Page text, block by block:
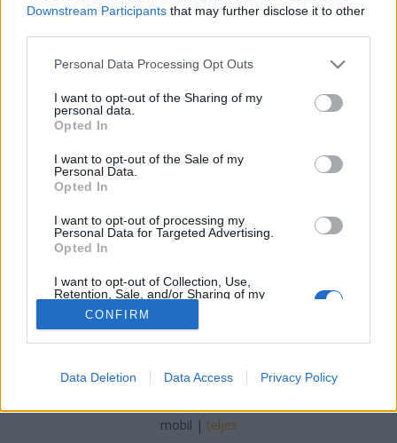
Downstream Participants that may further disclose it to other
Please note that this website/app uses one or more Google
not limited to your visit or usage behaviour. You may click to
grant or deny consent to Google and its third-party tags to
use your data for below specified purposes in below Google
consent section.
Personal Data Processing Opt Outs
I want to opt-out of the Sharing of my
personal data.
Opted In
I want to opt-out of the Sale of my
Personal Data.
Opted In
I want to opt-out of processing my
Personal Data for Targeted Advertising.
Opted In
I want to opt-out of Collection, Use,
Retention, Sale, and/or Sharing of my
Purposes for which it was collected.
Opted Out
Google consents
related to advertising like cookies on web or
CONFIRM
Data Deletion Data Access Privacy Policy
Internetes marketing tanácsok,
amelyek javíthatják vállalkozását
Chiptuning Blogok •2022. január 11.
Internetes marketing tanácsok, amelyek javíthatják
vállalkozását Az internetes marketingnek számos
formája van. Sok vállalkozás úgy találja, hogy a
webhelyük tartalmának javítása nagyobb forgalmat
vonzhat. Mások affiliate marketinget használhatnak,
hogy több üzletet hozzanak létre. Vannak más…
SÜTI BEÁLLÍTÁSOK MÓDOSÍTÁSA
mobil | teljes